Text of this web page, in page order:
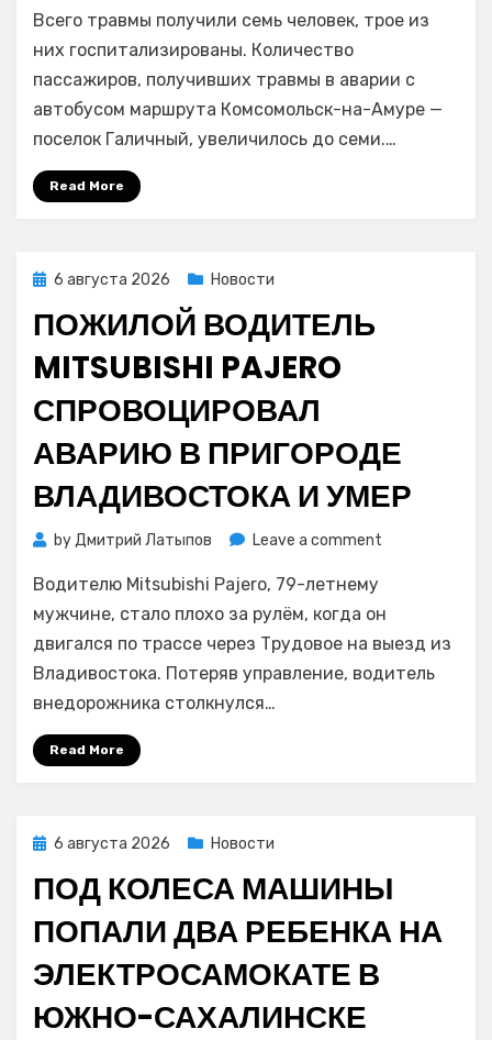
число
в
с
автобусом
Всего травмы получили семь человек, трое из
них госпитализированы. Количество
пассажиров, получивших травмы в аварии с
автобусом маршрута Комсомольск-на-Амуре —
поселок Галичный, увеличилось до семи.…
Read More
Posted
6 августа 2026 Новости
ПОЖИЛОЙ ВОДИТЕЛЬ
MITSUBISHI PAJERO
СПРОВОЦИРОВАЛ
АВАРИЮ В ПРИГОРОДЕ
ВЛАДИВОСТОКА И УМЕР
byДмитрий Латыпов Leave a comment
Mitsubishi
Pajero
аварию
Водителю Mitsubishi Pajero, 79-летнему
мужчине, стало плохо за рулём, когда он
двигался по трассе через Трудовое на выезд из
Владивостока. Потеряв управление, водитель
внедорожника столкнулся…
Read More
Posted
6 августа 2026 Новости
ПОД КОЛЕСА МАШИНЫ
ПОПАЛИ ДВА РЕБЕНКА НА
ЭЛЕКТРОСАМОКАТЕ В
ЮЖНО-САХАЛИНСКЕ